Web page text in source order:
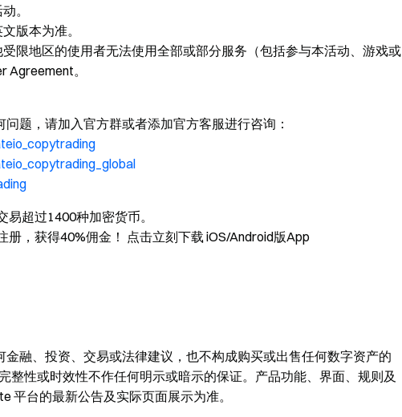
。
版本为准。
限地区的使用者无法使用全部或部分服务（包括参与本活动、游戏或
Agreement。
题，请加入官方群或者添加官方客服进行咨询：
超过1400种加密货币。
，获得40%佣金！ 点击立刻下载 iOS/Android版App
融、投资、交易或法律建议，也不构成购买或出售任何数字资产的
整性或时效性不作任何明示或暗示的保证。产品功能、界面、规则及
平台的最新公告及实际页面展示为准。